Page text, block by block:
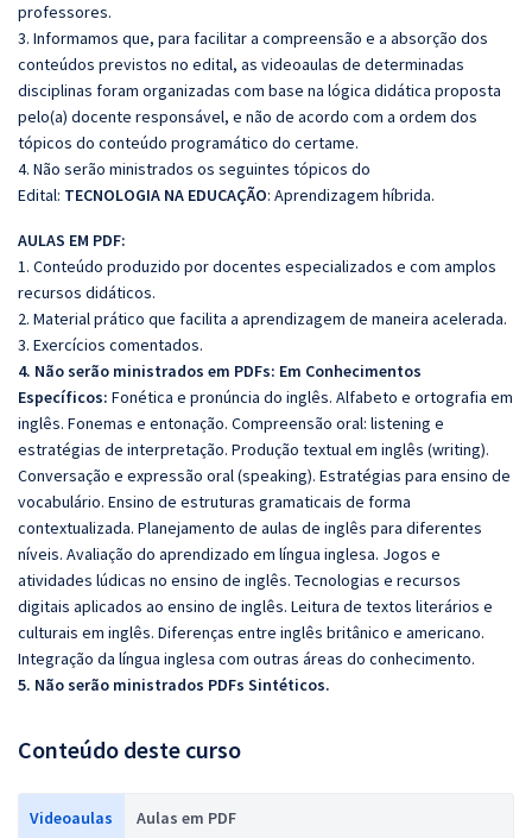
professores.
3. Informamos que, para facilitar a compreensão e a absorção dos
conteúdos previstos no edital, as videoaulas de determinadas
disciplinas foram organizadas com base na lógica didática proposta
pelo(a) docente responsável, e não de acordo com a ordem dos
tópicos do conteúdo programático do certame.
4. Não serão ministrados os seguintes tópicos do
Edital: TECNOLOGIA NA EDUCAÇÃO: Aprendizagem híbrida.
AULAS EM PDF:
1. Conteúdo produzido por docentes especializados e com amplos
recursos didáticos.
2. Material prático que facilita a aprendizagem de maneira acelerada.
3. Exercícios comentados.
4. Não serão ministrados em PDFs: Em Conhecimentos
Específicos: Fonética e pronúncia do inglês. Alfabeto e ortografia em
inglês. Fonemas e entonação. Compreensão oral: listening e
estratégias de interpretação. Produção textual em inglês (writing).
Conversação e expressão oral (speaking). Estratégias para ensino de
vocabulário. Ensino de estruturas gramaticais de forma
contextualizada. Planejamento de aulas de inglês para diferentes
níveis. Avaliação do aprendizado em língua inglesa. Jogos e
atividades lúdicas no ensino de inglês. Tecnologias e recursos
digitais aplicados ao ensino de inglês. Leitura de textos literários e
culturais em inglês. Diferenças entre inglês britânico e americano.
Integração da língua inglesa com outras áreas do conhecimento.
5. Não serão ministrados PDFs Sintéticos.
Conteúdo deste curso
Videoaulas Aulas em PDF